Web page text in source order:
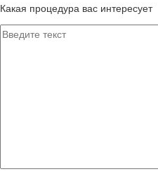
Какая процедура вас интересует